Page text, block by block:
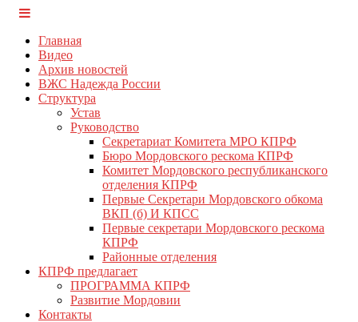
Перейти
содержимому
Главная
Видео
Архив новостей
ВЖС Надежда России
Структура
Устав
Руководство
Секретариат Комитета МРО КПРФ
Бюро Мордовского рескома КПРФ
Комитет Мордовского республиканского
отделения КПРФ
Первые Секретари Мордовского обкома
ВКП (б) И КПСС
Первые секретари Мордовского рескома
КПРФ
Районные отделения
КПРФ предлагает
ПРОГРАММА КПРФ
Развитие Мордовии
Контакты